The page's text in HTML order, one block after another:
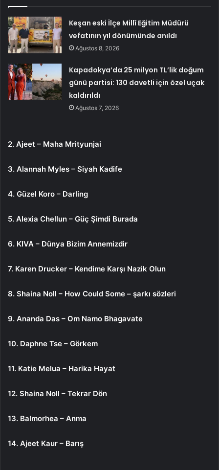
Keşan eski İlçe Millî Eğitim Müdürü
vefatının yıl dönümünde anıldı
Ağustos 8, 2026
Kapadokya’da 25 milyon TL’lik doğum
günü partisi: 130 davetli için özel uçak
kaldırıldı
Ağustos 7, 2026
2. Ajeet – Maha Mrityunjai
3. Alannah Myles – Siyah Kadife
4. Güzel Koro – Darling
5. Alexia Chellun – Güç Şimdi Burada
6. KIVA – Dünya Bizim Annemizdir
7. Karen Drucker – Kendime Karşı Nazik Olun
8. Shaina Noll – How Could Some – şarkı sözleri
9. Ananda Das – Om Namo Bhagavate
10. Daphne Tse – Görkem
11. Katie Melua – Harika Hayat
12. Shaina Noll – Tekrar Dön
13. Balmorhea – Anma
14. Ajeet Kaur – Barış